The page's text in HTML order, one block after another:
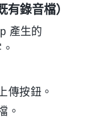
錄音檔）
產生的
傳按鈕。
。